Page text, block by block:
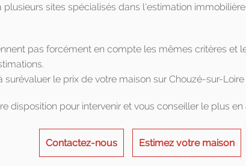
sites spécialisés dans l'estimation
pas forcément en compte les mêmes critères et
le prix de votre maison sur Chouzé-sur-Loire
disposition pour intervenir et vous conseiller le plus
Contactez-nous Estimez votre maison